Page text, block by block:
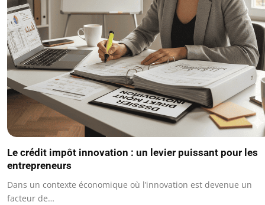
Le crédit impôt innovation : un levier puissant pour les
entrepreneurs
Dans un contexte économique où l’innovation est devenue un
facteur de…